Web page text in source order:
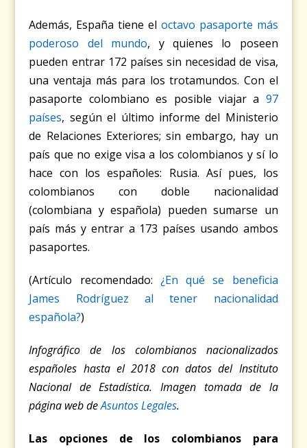
Además, España tiene el octavo pasaporte más
poderoso del mundo, y quienes lo poseen
pueden entrar 172 países sin necesidad de visa,
una ventaja más para los trotamundos. Con el
pasaporte colombiano es posible viajar a 97
países, según el último informe del Ministerio
de Relaciones Exteriores; sin embargo, hay un
país que no exige visa a los colombianos y sí lo
hace con los españoles: Rusia. Así pues, los
colombianos con doble nacionalidad
(colombiana y española) pueden sumarse un
país más y entrar a 173 países usando ambos
pasaportes.
(Artículo recomendado: ¿En qué se beneficia
James Rodríguez al tener nacionalidad
española?)
Infográfico de los colombianos nacionalizados
españoles hasta el 2018 con datos del Instituto
Nacional de Estadística. Imagen tomada de la
página web deAsuntos Legales.
Las opciones de los colombianos para